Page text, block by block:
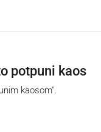
potpuni kaos
kaosom".